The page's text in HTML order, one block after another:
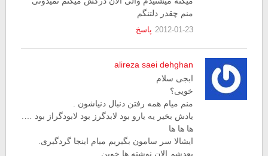
منم چقدر دلتنگم
2012-01-23 پاسخ
alireza saei dehghan
ابجی سلام
خویی؟
منم میام همه رفتن دنبال دنیاشون .
یادش بخیر یه یارو بود لابدگرز بود لابودگراز بود ….
ها ها ها
ایشالا سر سامون بگیریم میام اینجا گردگیری.
بعدشم الان نوشته ها خوبن.